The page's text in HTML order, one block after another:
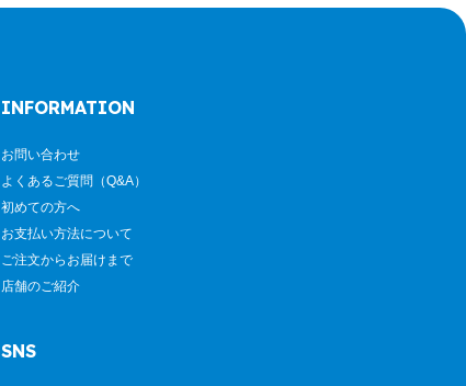
INFORMATION
お問い合わせ
よくあるご質問（Q&A）
初めての方へ
お支払い方法について
ご注文からお届けまで
店舗のご紹介
SNS